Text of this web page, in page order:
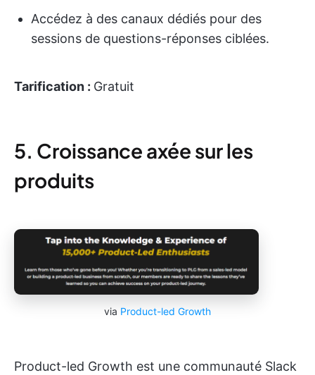
Accédez à des canaux dédiés pour des
sessions de questions-réponses ciblées.
Tarification : Gratuit
5. Croissance axée sur les
produits
via Product-led Growth
Product-led Growth est une communauté Slack